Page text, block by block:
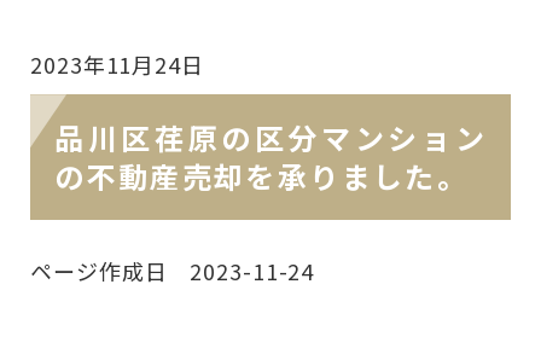
2023年11月24日
品川区荏原の区分マンション
の不動産売却を承りました。
ページ作成日 2023-11-24